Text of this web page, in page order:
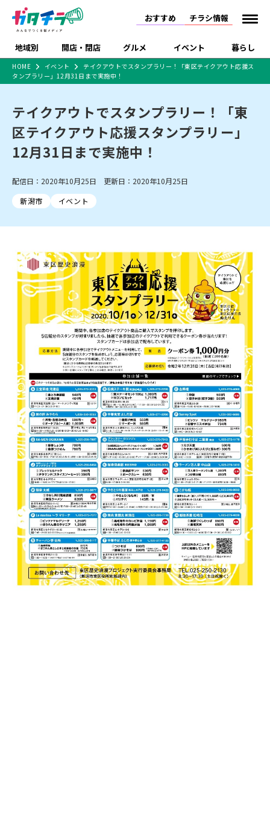
おすすめ チラシ情報
地域別 開店・閉店 グルメ イベント 暮らし
新潟市 下越
中越
佐渡
新潟市中央区 新潟市東区 新潟市西区
新潟市北区
新潟市南区
新潟市江南区 新潟市秋葉区
新潟市西蒲区
村上・関川
新発田・聖籠
胎内・粟島
三条・加茂・田上
五泉・阿賀野・阿賀
燕・弥彦
長岡・見附
小千谷・十日町・津南
魚沼・南魚沼・湯沢
上越・妙高・糸魚川
開店 閉店
リニューアル・移転 休業 開店まとめ
新潟市・開店
新潟市・閉店
長岡市・開店
長岡市・閉店
上越市・開店
ラーメン・開店
ラーメン・閉店
ラーメン 現地レポート
和食
スイーツ
ご当地グルメ 食べ歩き テイクアウト
季節・期間限定
カフェ
居酒屋・バー 焼肉
パスタ
パン・ベーカリー
タレカツ・豚カツ
デカ盛り・大盛り
定食・町定食 海鮮・鮨
そば・うどん
日本酒・新潟清酒
ワイン・クラフトビール
ビアガーデン・暑気払い
忘新年会・歓送迎会
体験・販売 祭り・伝統行事
趣味・展示会
スポーツ
セミナー・講演会 子ども向け 花火大会
入場無料
住宅展示場
完成見学会 学生スポーツ アルビレックス
施設・ショップ
住宅メーカー・工務
店
食品メーカー・県産
習い事・塾 アパレル・雑貨
観光スポット
温泉・入浴 ホテル 旅館
水族館
病院・クリニック
イオンモール
ラブラ万代・ラブラ2
ビルボードプレイスBP
新潟伊勢丹
ピア万代
リバーサイド千秋
パティオPATIO
特売セール インタビュー
特集・まとめ記事
セツコママ ランキング 新潟人
キャンペーン
開店まとめ
閉店まとめ
食品スーパー・コンビ
ショッピングモール・
大型施設
ドラッグストア・ホーム
センター
ファッション 生活サービス
冠婚葬祭
習い事・塾 通販・EC イベント
求人
官公庁・自治体
新潟市 チラシ
長岡・見附 チラシ
上越・妙高・糸魚川 チラシ
注目 チラシ
週末セール
火曜セール
オープン・リニューアルセール
周年祭・感謝祭セール
年末・初売りセール
HOME イベント
テイクアウトでスタンプラリー！「東区テイクアウト応援ス
タンプラリー」12月31日まで実施中！
テイクアウトでスタンプラリー！「東
区テイクアウト応援スタンプラリー」
12月31日まで実施中！
配信日：2020年10月25日 更新日：2020年10月25日
新潟市
イベント